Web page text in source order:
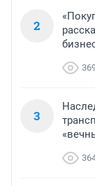
2
3